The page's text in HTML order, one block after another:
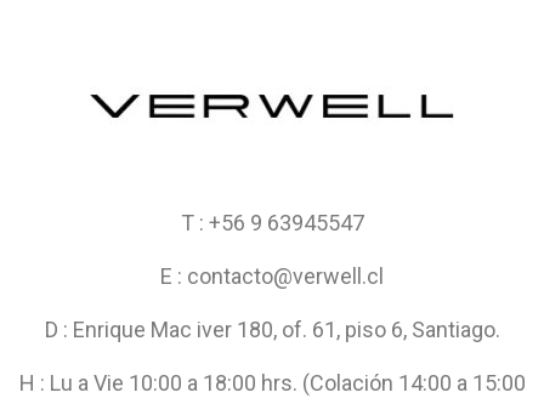
T : +56 9 63945547
E : contacto@verwell.cl
D : Enrique Mac iver 180, of. 61, piso 6, Santiago.
H : Lu a Vie 10:00 a 18:00 hrs. (Colación 14:00 a 15:00